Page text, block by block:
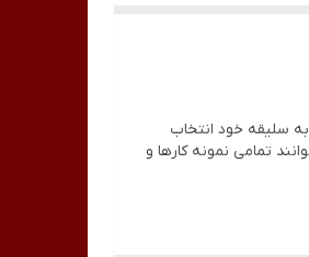
سلیقه خود انتخاب
وسیله آن می توانند تمامی نمونه کارها و